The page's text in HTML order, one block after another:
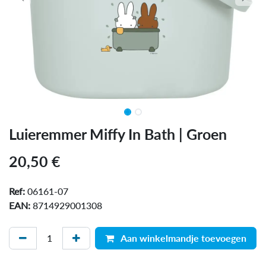
Luieremmer Miffy In Bath | Groen
20,50 €
Ref: 06161-07
EAN: 8714929001308
Aan winkelmandje toevoegen